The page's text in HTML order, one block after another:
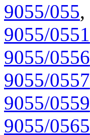
9055/055,
9055/0551
9055/0556
9055/0557
9055/0559
9055/0565